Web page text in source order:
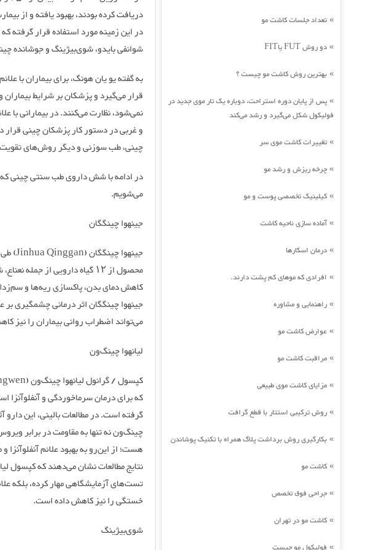
دریافت کرده بودند، بهبود یافته و
در این زمینه مورد استفاده قرار گرفته
شوانفی بایدو، شوی‌بیژینگ و جوشانده
به گفته یو یان هونگ، برای بیماران با
قرار می‌گیرد و پزشکان بر شرایط
نمی‌شود، نظارت می‌کنند. در بیمارانی با
و غربی در دستور کار پزشکان چینی
چینی، طب سوزنی و دیگر روش‌های تقویت
می‌شویم.
جینهوا چینگگان
محصول از ۱۲ گیاه دارویی از
کاهش دمای بدن، پاکسازی ریه‌ها و
می‌تواند اضطراب روانی بیماران را نیز
لیانهوا چینگ‌ون
گرفته است. در مطالعات بالینی، این
چینگ‌ون نه تنها به مقاومت در برابر
خستگی را نیز کاهش داده است.
شوی‌بیژینگ
» تعداد جلسات کاشت مو
» دو روش FUT یاFIT
» بهترین روش کاشت مو چیست ؟
» پس از پایان دوره استراحت، دوباره یک تار موی جدید در
فولیکول شکل می‌گیرد و رشد می‌کند
» تغییرات کاشت موی سر
» چرخه ریزش و رشد مو
» کیلینیک تخصصی پوست و مو
»آماده سازی ناحیه کاشت
» درمان اسکارها
» افرادی که موهای کم پشت دارند.
» راهنمایی و مشاوره
» عوارض کاشت مو
» مراقبت کاشت مو
» مزایای کاشت موی طبیعی
» روش ترکیبی استتار با قطع گرافت
» بکارگیری روش برداشت پلاگ همراه با تکنیک پوشاندن
» کاشت مو
» جراحی فوق تخصص
» کاشت مو در تهران
»